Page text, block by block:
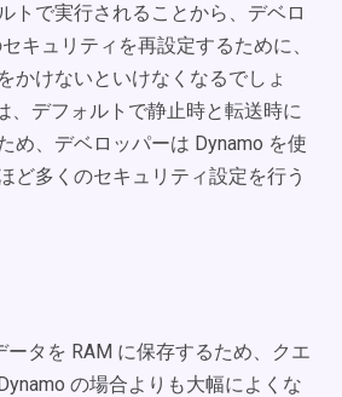
トで実行されることから、デベロ
キュリティを再設定するために、
かけないといけなくなるでしょ
、デフォルトで静止時と転送時に
め、デベロッパーは Dynamo を使
ど多くのセキュリティ設定を行う
ータを RAM に保存するため、クエ
の場合よりも大幅によくな